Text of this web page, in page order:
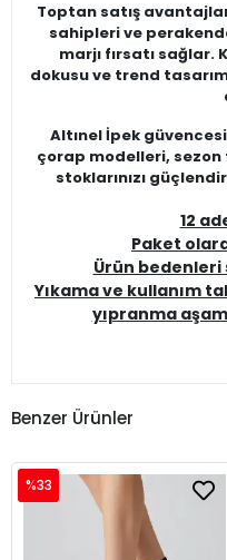
Toptan satış
sahipleri ve
marjı fırsatı sağlar.
dokusu ve trend
Altınel İpek
çorap modelleri,
stoklarınızı
12
Paket
Ürün
Yıkama ve kullanım
yıpranma
Benzer Ürünler
%33